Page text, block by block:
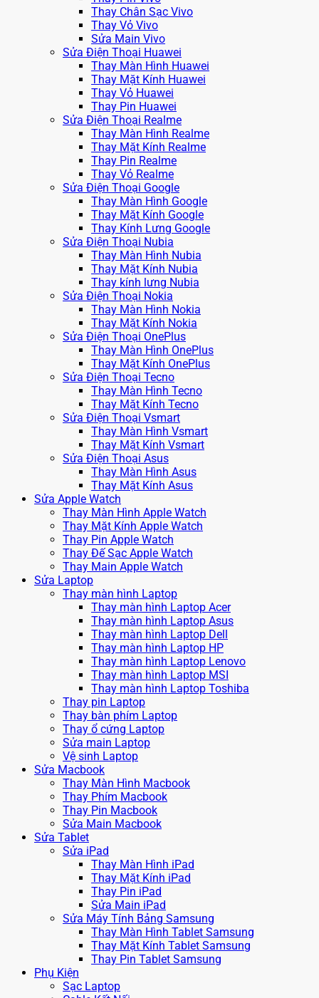
Thay Chân Sạc Vivo
Thay Vỏ Vivo
Sửa Main Vivo
Sửa Điện Thoại Huawei
Thay Màn Hình Huawei
Thay Mặt Kính Huawei
Thay Vỏ Huawei
Thay Pin Huawei
Sửa Điện Thoại Realme
Thay Màn Hình Realme
Thay Mặt Kính Realme
Thay Pin Realme
Thay Vỏ Realme
Sửa Điện Thoại Google
Thay Màn Hình Google
Thay Mặt Kính Google
Thay Kính Lưng Google
Sửa Điện Thoại Nubia
Thay Màn Hình Nubia
Thay Mặt Kính Nubia
Thay kính lưng Nubia
Sửa Điện Thoại Nokia
Thay Màn Hình Nokia
Thay Mặt Kính Nokia
Sửa Điện Thoại OnePlus
Thay Màn Hình OnePlus
Thay Mặt Kính OnePlus
Sửa Điện Thoại Tecno
Thay Màn Hình Tecno
Thay Mặt Kính Tecno
Sửa Điện Thoại Vsmart
Thay Màn Hình Vsmart
Thay Mặt Kính Vsmart
Sửa Điện Thoại Asus
Thay Màn Hình Asus
Thay Mặt Kính Asus
Sửa Apple Watch
Thay Màn Hình Apple Watch
Thay Mặt Kính Apple Watch
Thay Pin Apple Watch
Thay Đế Sạc Apple Watch
Thay Main Apple Watch
Sửa Laptop
Thay màn hình Laptop
Thay màn hình Laptop Acer
Thay màn hình Laptop Asus
Thay màn hình Laptop Dell
Thay màn hình Laptop HP
Thay màn hình Laptop Lenovo
Thay màn hình Laptop MSI
Thay màn hình Laptop Toshiba
Thay pin Laptop
Thay bàn phím Laptop
Thay ổ cứng Laptop
Sửa main Laptop
Vệ sinh Laptop
Sửa Macbook
Thay Màn Hình Macbook
Thay Phím Macbook
Thay Pin Macbook
Sửa Main Macbook
Sửa Tablet
Sửa iPad
Thay Màn Hình iPad
Thay Mặt Kính iPad
Thay Pin iPad
Sửa Main iPad
Sửa Máy Tính Bảng Samsung
Thay Màn Hình Tablet Samsung
Thay Mặt Kính Tablet Samsung
Thay Pin Tablet Samsung
Phụ Kiện
Sạc Laptop